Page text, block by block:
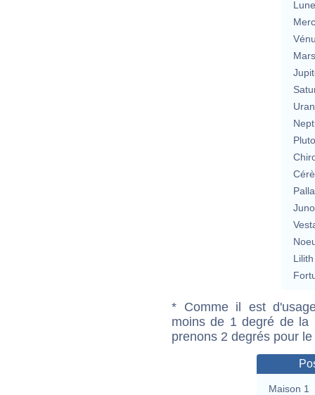
Lune
Mars
Lilith
* Comme il est
moins de 1 degré de la
prenons 2 degrés pour
Maison 1